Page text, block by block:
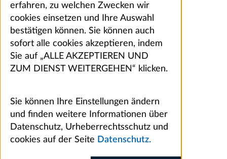
erfahren, zu welchen Zwecken wir
cookies einsetzen und Ihre Auswahl
bestätigen können. Sie können auch
sofort alle cookies akzeptieren, indem
Sie auf „ALLE AKZEPTIEREN UND
ZUM DIENST WEITERGEHEN“ klicken.
Sie können Ihre Einstellungen ändern
und finden weitere Informationen über
Datenschutz, Urheberrechtsschutz und
cookies auf der Seite Datenschutz.